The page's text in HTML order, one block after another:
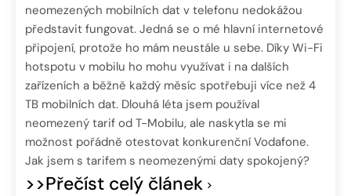
neomezených mobilních dat v telefonu nedokážou
představit fungovat. Jedná se o mé hlavní internetové
připojení, protože ho mám neustále u sebe. Díky Wi-Fi
hotspotu v mobilu ho mohu využívat i na dalších
zařízeních a běžně každý měsíc spotřebuji více než 4
TB mobilních dat. Dlouhá léta jsem používal
neomezený tarif od T-Mobilu, ale naskytla se mi
možnost pořádně otestovat konkurenční Vodafone.
Jak jsem s tarifem s neomezenými daty spokojený?
>>Přečíst celý článek